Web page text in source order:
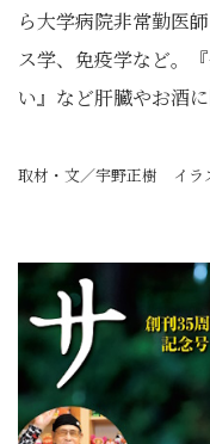
ら大学病院非常勤医
ス学、免疫学など。
い』など肝臓やお酒
取材・文／宇野正樹 イラ